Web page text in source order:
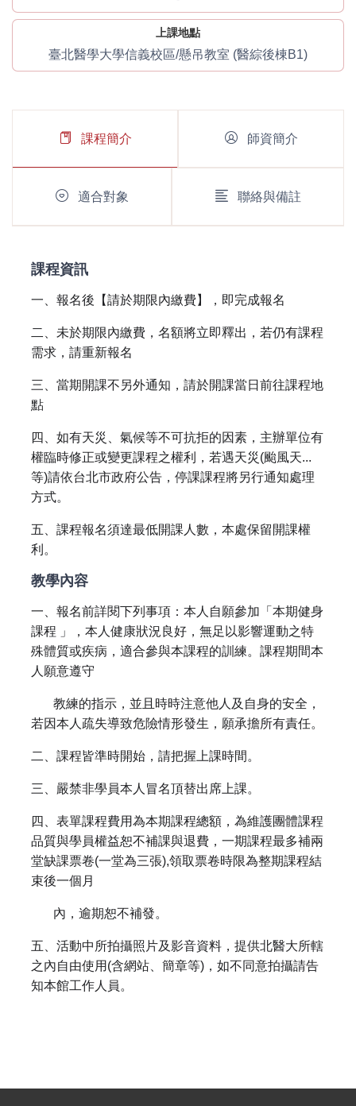
上課地點
臺北醫學大學信義校區/懸吊教室 (醫綜後棟B1)
課程簡介 師資簡介
適合對象 聯絡與備註
課程資訊
一、報名後【請於期限內繳費】，即完成報名
二、未於期限內繳費，名額將立即釋出，若仍有課程
需求，請重新報名
三、當期開課不另外通知，請於開課當日前往課程地
點
四、如有天災、氣候等不可抗拒的因素，主辦單位有
權臨時修正或變更課程之權利，若遇天災(颱風天...
等)請依台北市政府公告，停課課程將另行通知處理
方式。
五、課程報名須達最低開課人數，本處保留開課權
利。
教學內容
一、報名前詳閱下列事項：本人自願參加「本期健身
課程 」，本人健康狀況良好，無足以影響運動之特
殊體質或疾病，適合參與本課程的訓練。課程期間本
人願意遵守
教練的指示，並且時時注意他人及自身的安全，
若因本人疏失導致危險情形發生，願承擔所有責任。
二、課程皆準時開始，請把握上課時間。
三、嚴禁非學員本人冒名頂替出席上課。
四、表單課程費用為本期課程總額，為維護團體課程
品質與學員權益恕不補課與退費，一期課程最多補兩
堂缺課票卷(一堂為三張),領取票卷時限為整期課程結
束後一個月
內，逾期恕不補發。
五、活動中所拍攝照片及影音資料，提供北醫大所轄
之內自由使用(含網站、簡章等)，如不同意拍攝請告
知本館工作人員。